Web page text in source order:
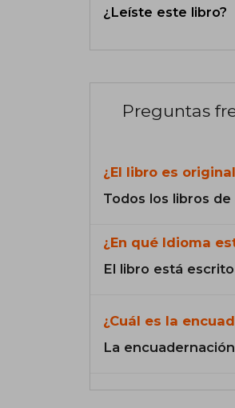
¿Leíste este libro?
Preguntas
¿El libro es
Todos los libros
¿En qué Idioma
El libro está
¿Cuál es la
La